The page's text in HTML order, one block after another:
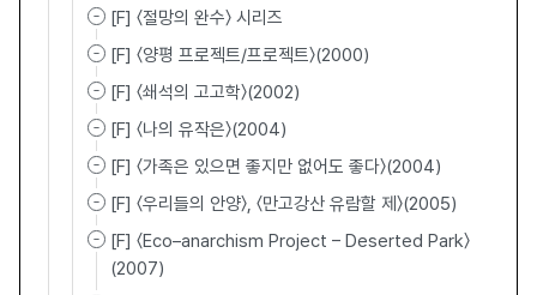
[F] 〈절망의 완수〉 시리즈
[F] 〈양평 프로젝트/프로젝트〉(2000)
[F] 〈쇄석의 고고학〉(2002)
[F] 〈나의 유작은〉(2004)
[F] 〈가족은 있으면 좋지만 없어도 좋다〉(2004)
[F] 〈우리들의 안양〉, 〈만고강산 유람할 제〉(2005)
[F] 〈Eco–anarchism Project – Deserted Park〉
(2007)